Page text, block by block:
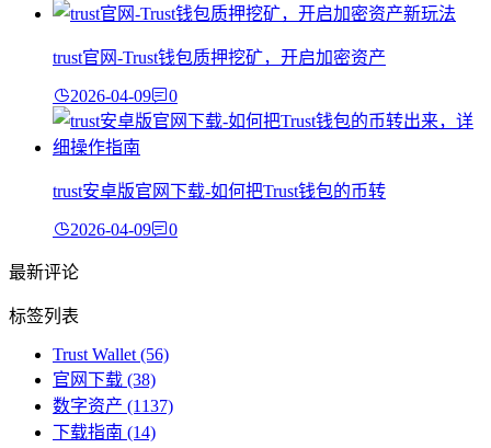
trust官网-Trust钱包质押挖矿，开启加密资产
2026-04-09 0
trust安卓版官网下载-如何把Trust钱包的币转
2026-04-09 0
最新评论
标签列表
Trust Wallet (56)
官网下载 (38)
数字资产 (1137)
下载指南 (14)